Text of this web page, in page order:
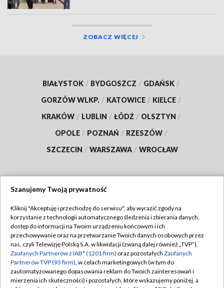
ZOBACZ WIĘCEJ
BIAŁYSTOK / BYDGOSZCZ / GDAŃSK /
GORZÓW WLKP. / KATOWICE / KIELCE /
KRAKÓW / LUBLIN / ŁÓDŹ / OLSZTYN /
OPOLE / POZNAŃ / RZESZÓW /
SZCZECIN / WARSZAWA / WROCŁAW
TVP
Abonament TVP
Emisja w TVP
Centrum informacji TVP
Naziemna Telewizja Cyfrowa
Regulamin TVP
Polityka prywatności
Moje zgody
Szanujemy Twoją prywatność
Kliknij "Akceptuję i przechodzę do serwisu", aby wyrazić zgody na
korzystanie z technologii automatycznego śledzenia i zbierania danych,
dostęp do informacji na Twoim urządzeniu końcowym i ich
przechowywanie oraz na przetwarzanie Twoich danych osobowych przez
nas, czyli Telewizję Polską S.A. w likwidacji (zwaną dalej również „TVP”),
Zaufanych Partnerów z IAB* (1201 firm) oraz pozostałych Zaufanych
Partnerów TVP (93 firm), w celach marketingowych (w tym do
zautomatyzowanego dopasowania reklam do Twoich zainteresowań i
mierzenia ich skuteczności) i pozostałych, które wskazujemy poniżej, a